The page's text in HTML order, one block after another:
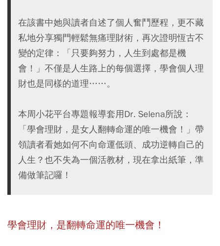
在該書中她與讀者自述了個人奮鬥歷程，更不藏
私地分享獨門輕鬆無痛理財術，再次證明恆古不
變的定律：「只要夠努力，人生到處都是機
會！」不僅是人生路上的每個選擇，學會個人理
財也是同樣的道理……。
本周小花平台專題報導套用Dr. Selena所說：
「學會理財，是女人翻轉命運的唯一機會！」帶
領讀者看她如何不向命運低頭、成功逆轉自己的
人生？也不失為一個活教材，現在拿出紙筆，準
備做筆記囉！
學會理財，是翻轉命運的唯一機會！